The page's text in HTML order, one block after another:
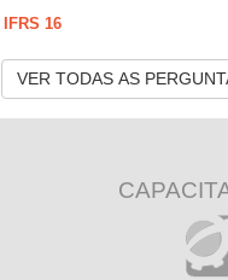
IFRS 16
VER TODAS AS